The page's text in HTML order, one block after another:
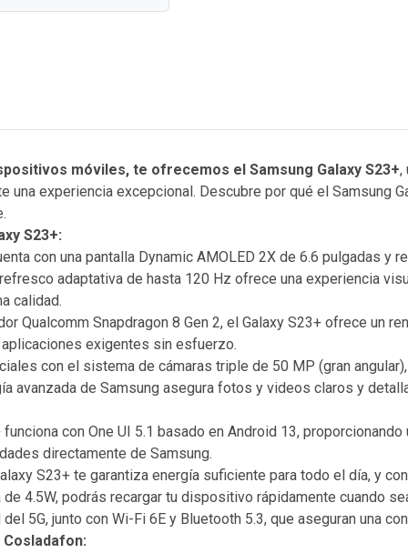
móviles, te ofrecemos el Samsung Galaxy S23+,
una experiencia excepcional. Descubre por qué el Samsung
S23+:
con una pantalla Dynamic AMOLED 2X de 6.6 pulgadas y
adaptativa de hasta 120 Hz ofrece una experiencia
calidad.
Qualcomm Snapdragon 8 Gen 2, el Galaxy S23+ ofrece un
exigentes sin esfuerzo.
con el sistema de cámaras triple de 50 MP (gran
avanzada de Samsung asegura fotos y videos claros y
funciona con One UI 5.1 basado en Android 13,
directamente de Samsung.
S23+ te garantiza energía suficiente para todo el día, y
4.5W, podrás recargar tu dispositivo rápidamente cuando
5G, junto con Wi-Fi 6E y Bluetooth 5.3, que aseguran una
Cosladafon: